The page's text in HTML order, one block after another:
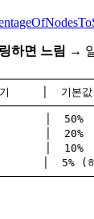
하면 느림 →
크기     │  기
│
│
드       │
│  5% (